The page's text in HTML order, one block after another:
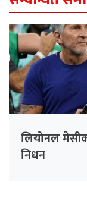
लियोनल
निधन